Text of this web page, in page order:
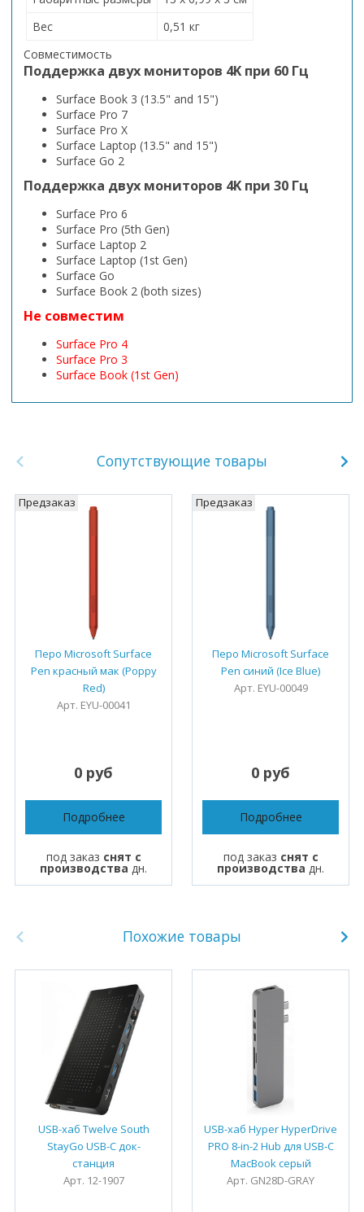
Вес
0,51 кг
Совместимость
Поддержка двух мониторов 4K при 60 Гц
Surface Book 3 (13.5" and 15")
Surface Pro 7
Surface Pro X
Surface Laptop (13.5" and 15")
Surface Go 2
Поддержка двух мониторов 4K при 30 Гц
Surface Pro 6
Surface Pro (5th Gen)
Surface Laptop 2
Surface Laptop (1st Gen)
Surface Go
Surface Book 2 (both sizes)
Не совместим
Surface Pro 4
Surface Pro 3
Surface Book (1st Gen)
Сопутствующие товары
Перо Microsoft Surface
Pen красный мак (Poppy
Red)
Арт. EYU-00041
Предзаказ
0 руб
Подробнее
под заказ снят с
производства дн.
Перо Microsoft Surface
Pen синий (Ice Blue)
Арт. EYU-00049
Предзаказ
0 руб
Подробнее
под заказ снят с
производства дн.
Похожие товары
USB-хаб Twelve South
StayGo USB-C док-
станция
Арт. 12-1907
USB-хаб Hyper HyperDrive
PRO 8-in-2 Hub для USB-C
MacBook серый
Арт. GN28D-GRAY